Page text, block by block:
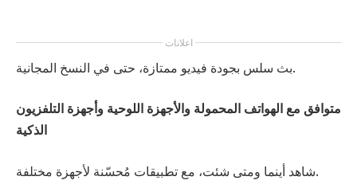
اعلانات
بث سلس بجودة فيديو ممتازة، حتى في النسخ المجانية.
متوافق مع الهواتف المحمولة والأجهزة اللوحية وأجهزة التلفزيون
الذكية
شاهد أينما ومتى شئت، مع تطبيقات مُحسّنة لأجهزة مختلفة.